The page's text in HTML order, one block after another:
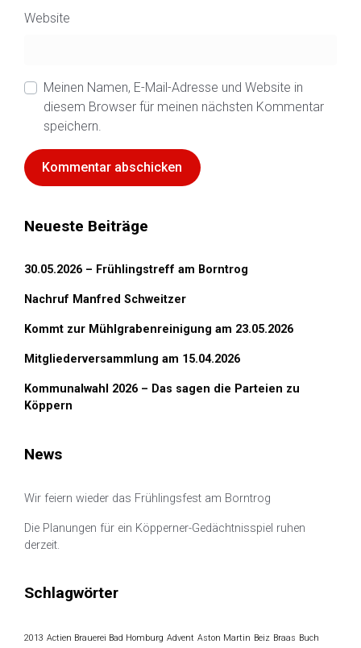
Website
Meinen Namen, E-Mail-Adresse und Website in
diesem Browser für meinen nächsten Kommentar
speichern.
Neueste Beiträge
30.05.2026 – Frühlingstreff am Borntrog
Nachruf Manfred Schweitzer
Kommt zur Mühlgrabenreinigung am 23.05.2026
Mitgliederversammlung am 15.04.2026
Kommunalwahl 2026 – Das sagen die Parteien zu
Köppern
News
Wir feiern wieder das Frühlingsfest am Borntrog
Die Planungen für ein Köpperner-Gedächtnisspiel ruhen
derzeit.
Schlagwörter
2013 Actien Brauerei Bad Homburg Advent Aston Martin Beiz Braas Buch